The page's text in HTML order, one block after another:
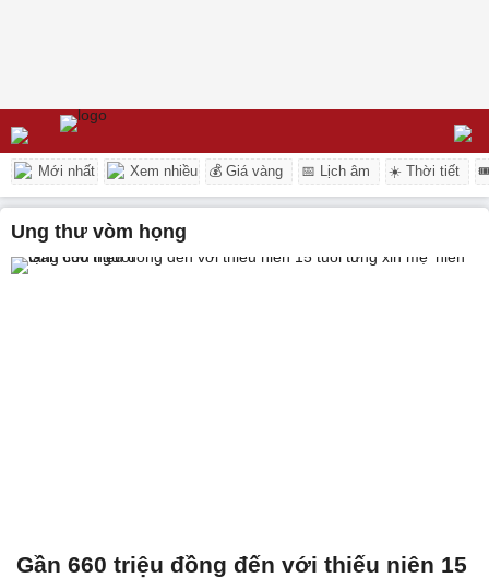
Mới nhất Xem nhiều 💰 Giá vàng 📅 Lịch âm ☀️ Thời tiết
Ung thư vòm họng
Gần 660 triệu đồng đến với thiếu niên 15